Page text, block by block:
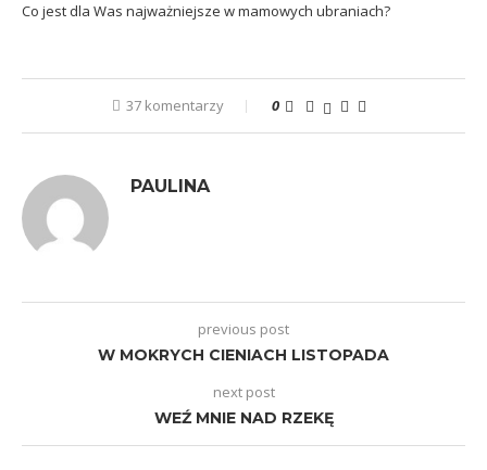
Co jest dla Was najważniejsze w mamowych ubraniach?
37 komentarzy 0
PAULINA
previous post
W MOKRYCH CIENIACH LISTOPADA
next post
WEŹ MNIE NAD RZEKĘ